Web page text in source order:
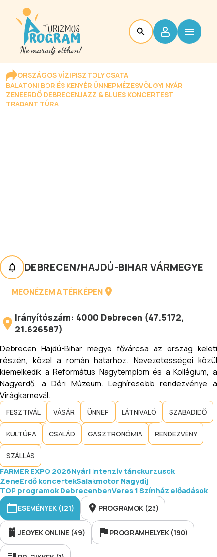
ORSZÁGOS VÍZIPISZTOLY CSATA
BALATONI BOR ÉS KENYÉR ÜNNEPMÉZESVÖLGYI NYÁR
ZENEERDŐ DEBRECENJAZZ & BLUES KONCERTEST
TRABANT TÚRA
DEBRECEN/HAJDÚ-BIHAR VÁRMEGYE
MEGNÉZEM A TÉRKÉPEN
Irányítószám: 4000 Debrecen (47.5172,
21.626587)
Debrecen Hajdú-Bihar megye fővárosa az ország keleti
részén, közel a román határhoz. Nevezetességei közül
kiemelkedik a Református Nagytemplom és a Kollégium, a
Nagyerdő, a Déri Múzeum. Leghíresebb rendezvénye a
Virágkarnevál.
FESZTIVÁL VÁSÁR ÜNNEP LÁTNIVALÓ SZABADIDŐ
KULTÚRA CSALÁD GASZTRONÓMIA RENDEZVÉNY
SZÁLLÁS
FARMER EXPO 2026Nyári intenzív tánckurzusok
ZeneErdő koncertekSalakmotor Nagydíj
TOP programok DebrecenbenVeres 1 Színház előadások
ESEMÉNYEK (121) PROGRAMOK (23)
JEGYEK ONLINE (49) PROGRAMHELYEK (190)